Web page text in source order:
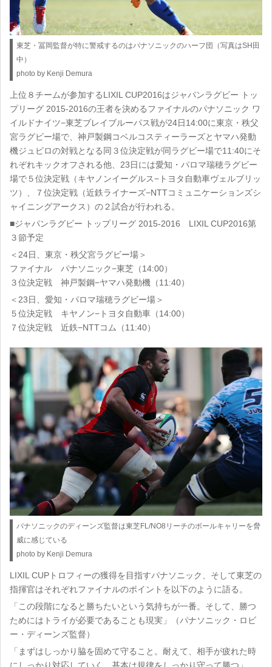
東芝・冨岡監督が特に警戒するのはパナソニックのハーフ団（写真はSH田
中）
photo by Kenji Demura
上位８チームが参加するLIXIL CUP2016はジャパンラグビー トッ
プリーグ 2015-2016の王者を決めるファイナルのパナソニック ワ
イルドナイツ−東芝ブレイブルーパス戦が24日14:00に東京・秩父
宮ラグビー場で、神戸製鋼コベルコスティーラーズとヤマハ発動
機ジュビロの対戦となる同３位決定戦が同ラグビー場で11:40にそ
れぞれキックオフされる他、23日には愛知・パロマ瑞穂ラグビー
場で５位決定戦（キヤノンイーグルス−トヨタ自動車ヴェルブリッ
ツ）、７位決定戦（近鉄ライナーズ−NTTコミュニケーションズシ
ャイニングアークス）の２試合が行われる。
■ジャパンラグビー トップリーグ 2015-2016 LIXIL CUP2016第
３節予定
＜24日、東京・秩父宮ラグビー場＞
ファイナル パナソニック−東芝（14:00）
３位決定戦 神戸製鋼−ヤマハ発動機（11:40）
＜23日、愛知・パロマ瑞穂ラグビー場＞
５位決定戦 キヤノン−トヨタ自動車（14:00）
７位決定戦 近鉄−NTTコム（11:40）
パナソニックのディーンズ監督は東芝FL/NO8リーチのボールキャリーを脅
威に感じている
photo by Kenji Demura
LIXIL CUPトロフィーの獲得を目指すパナソニック、そして東芝の
指揮官はそれぞれファイナルのポイントを以下のように語る。
「この段階になると勝ちたいという気持ちが一番。そして、勝つ
ためにはトライが必要であることも現実」（パナソニック・ロビ
ー・ディーンズ監督）
「まずはしっかり脇を固めて守ること。耐えて、相手が疲れた時